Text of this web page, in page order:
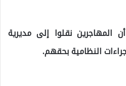
المهاجرين نقلوا إلى مديرية
النظامية بحقهم.